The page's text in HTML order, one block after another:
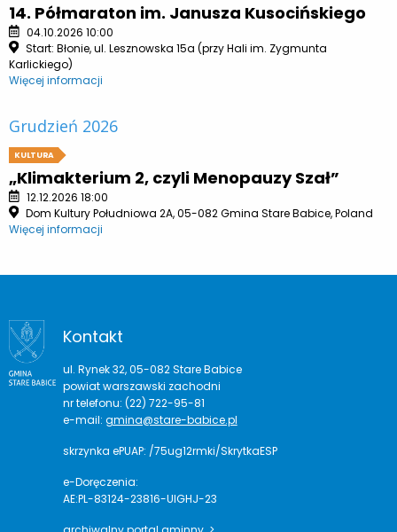
14. Półmaraton im. Janusza Kusocińskiego
04.10.2026 10:00
Start: Błonie, ul. Lesznowska 15a (przy Hali im. Zygmunta
Karlickiego)
Więcej informacji
Grudzień 2026
KULTURA
„Klimakterium 2, czyli Menopauzy Szał”
12.12.2026 18:00
Dom Kultury Południowa 2A, 05-082 Gmina Stare Babice, Poland
Więcej informacji
Kontakt
ul. Rynek 32, 05-082 Stare Babice
powiat warszawski zachodni
nr telefonu: (22) 722-95-81
e-mail: gmina@stare-babice.pl
skrzynka ePUAP: /75ug12rmki/SkrytkaESP
e-Doręczenia:
AE:PL-83124-23816-UIGHJ-23